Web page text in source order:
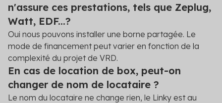
n'assure ces prestations, tels que Zeplug,
Watt, EDF...?
Oui nous pouvons installer une borne partagée. Le
mode de financement peut varier en fonction de la
complexité du projet de VRD.
En cas de location de box, peut-on
changer de nom de locataire ?
Le nom du locataire ne change rien, le Linky est au